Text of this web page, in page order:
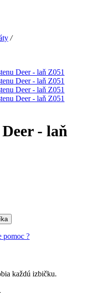
/
- laň
pomoc ?
každú izbičku.